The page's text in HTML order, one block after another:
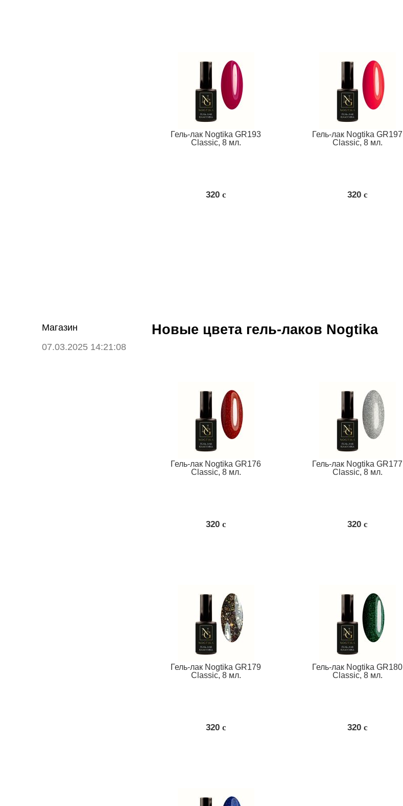
Гель-лак Nogtika GR193
Classic, 8 мл.
320 c
Гель-лак Nogtika GR197
Classic, 8 мл.
320 c
Магазин
07.03.2025 14:21:08
Новые цвета гель-лаков Nogtika
Гель-лак Nogtika GR176
Classic, 8 мл.
320 c
Гель-лак Nogtika GR177
Classic, 8 мл.
320 c
Гель-лак Nogtika GR179
Classic, 8 мл.
320 c
Гель-лак Nogtika GR180
Classic, 8 мл.
320 c